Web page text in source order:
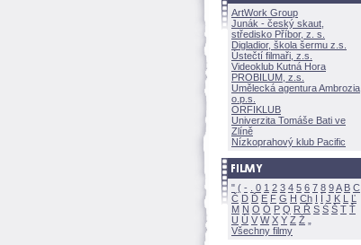
ArtWork Group
Junák - český skaut,
středisko Příbor, z. s.
Digladior, škola šermu z.s.
Ústečtí filmaři, z.s.
Videoklub Kutná Hora
PROBILUM, z.s.
Umělecká agentura Ambrozia
o.p.s.
ORFIKLUB
Univerzita Tomáše Bati ve
Zlíně
Nízkoprahový klub Pacific
" ( - 0 1 2 3 4 5 6 7 8 9A B C
Č D Ď E F G H Ch I Í J K L
Ľ
M N O Ó P Q R Ř S Ś T Ť
U Ú V W X Y Z
Všechny filmy